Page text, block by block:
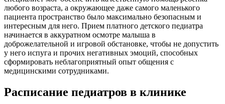
любого возраста, а окружающее даже самого маленького
пациента пространство было максимально безопасным и
интересным для него. Прием платного детского педиатра
начинается в аккуратном осмотре малыша в
доброжелательной и игровой обстановке, чтобы не допустить
у него испуга и прочих негативных эмоций, способных
сформировать неблагоприятный опыт общения с
медицинскими сотрудниками.
Расписание педиатров в клинике